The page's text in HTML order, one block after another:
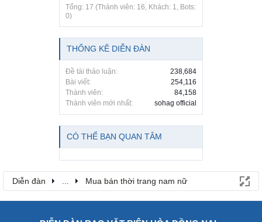
Tổng: 17 (Thành viên: 16, Khách: 1, Bots:
0)
THỐNG KÊ DIỄN ĐÀN
Đề tài thảo luận:
238,684
Bài viết:
254,116
Thành viên:
84,158
Thành viên mới nhất:
sohag official
CÓ THỂ BẠN QUAN TÂM
Diễn đàn Mua bán thời trang nam nữ